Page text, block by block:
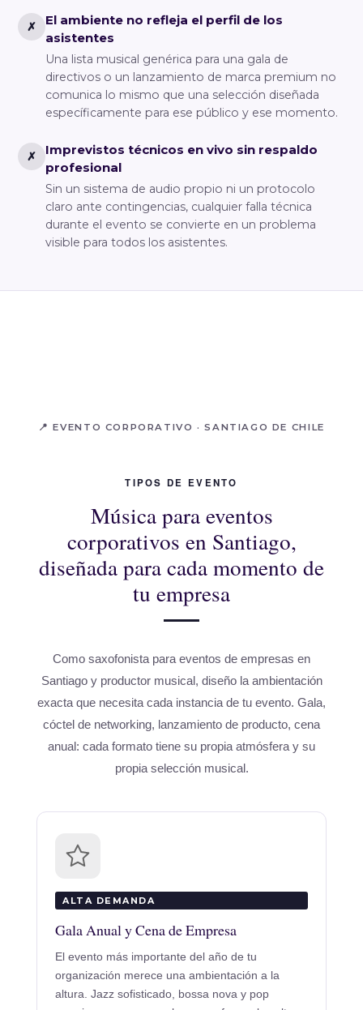
✗
El ambiente no refleja el perfil de los
asistentes
Una lista musical genérica para una gala de
directivos o un lanzamiento de marca premium no
comunica lo mismo que una selección diseñada
específicamente para ese público y ese momento.
✗
Imprevistos técnicos en vivo sin respaldo
profesional
Sin un sistema de audio propio ni un protocolo
claro ante contingencias, cualquier falla técnica
durante el evento se convierte en un problema
visible para todos los asistentes.
📍 EVENTO CORPORATIVO · SANTIAGO DE CHILE
TIPOS DE EVENTO
Música para eventos
corporativos en Santiago,
diseñada para cada momento de
tu empresa
Como saxofonista para eventos de empresas en
Santiago y productor musical, diseño la ambientación
exacta que necesita cada instancia de tu evento. Gala,
cóctel de networking, lanzamiento de producto, cena
anual: cada formato tiene su propia atmósfera y su
propia selección musical.
ALTA DEMANDA
Gala Anual y Cena de Empresa
El evento más importante del año de tu
organización merece una ambientación a la
altura. Jazz sofisticado, bossa nova y pop